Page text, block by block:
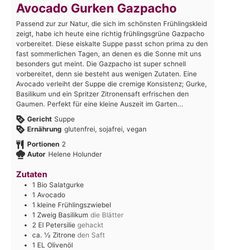
Avocado Gurken Gazpacho
Passend zur zur Natur, die sich im schönsten Frühlingskleid
zeigt, habe ich heute eine richtig frühlingsgrüne Gazpacho
vorbereitet. Diese eiskalte Suppe passt schon prima zu den
fast sommerlichen Tagen, an denen es die Sonne mit uns
besonders gut meint. Die Gazpacho ist super schnell
vorbereitet, denn sie besteht aus wenigen Zutaten. Eine
Avocado verleiht der Suppe die cremige Konsistenz; Gurke,
Basilikum und ein Spritzer Zitronensaft erfrischen den
Gaumen. Perfekt für eine kleine Auszeit im Garten...
Gericht Suppe
Ernährung glutenfrei, sojafrei, vegan
Portionen 2
Autor Helene Holunder
Zutaten
1 Bio Salatgurke
1 Avocado
1 kleine Frühlingszwiebel
1 Zweig Basilikum die Blätter
2 El Petersilie gehackt
ca. ½Zitrone den Saft
1 EL Olivenöl